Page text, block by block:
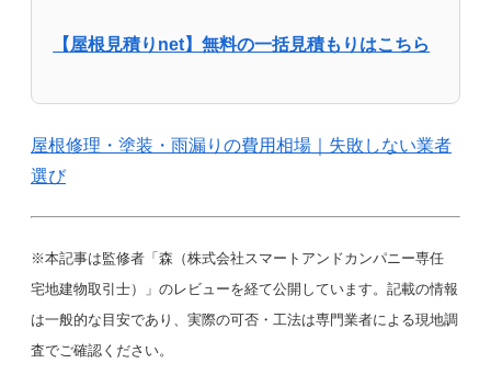
【屋根見積りnet】無料の一括見積もりはこちら
屋根修理・塗装・雨漏りの費用相場｜失敗しない業者
選び
※本記事は監修者「森（株式会社スマートアンドカンパニー専任
宅地建物取引士）」のレビューを経て公開しています。記載の情報
は一般的な目安であり、実際の可否・工法は専門業者による現地調
査でご確認ください。